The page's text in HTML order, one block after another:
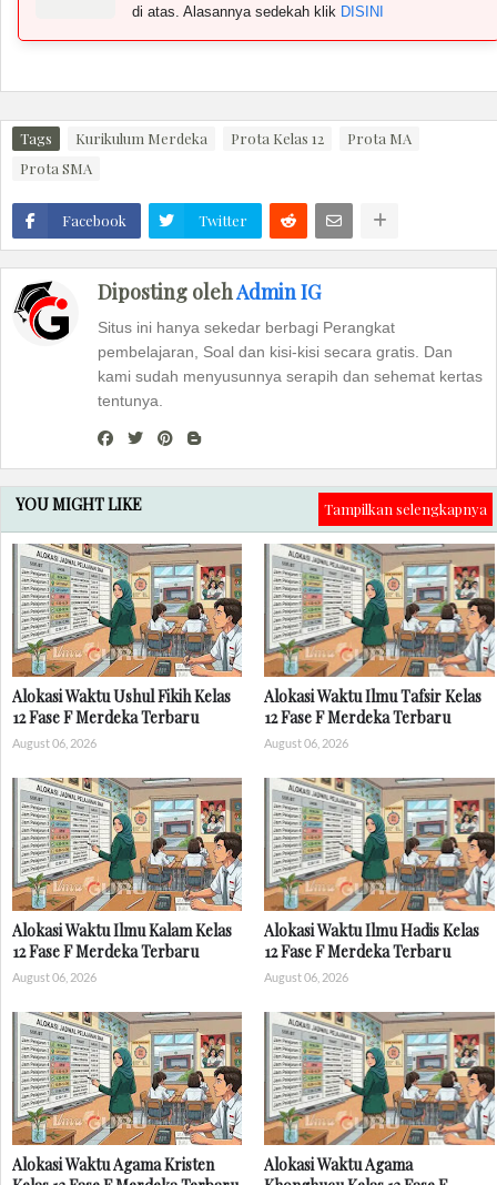
di atas. Alasannya sedekah klik DISINI
Tags Kurikulum Merdeka Prota Kelas 12
Prota MA
Prota SMA
Facebook Twitter
Diposting olehAdmin IG
Situs ini hanya sekedar berbagi Perangkat
pembelajaran, Soal dan kisi-kisi secara gratis. Dan
kami sudah menyusunnya serapih dan sehemat kertas
tentunya.
YOU MIGHT LIKE Tampilkan selengkapnya
Alokasi Waktu Ushul Fikih Kelas
12 Fase F Merdeka Terbaru
August 06, 2026
Alokasi Waktu Ilmu Tafsir Kelas
12 Fase F Merdeka Terbaru
August 06, 2026
Alokasi Waktu Ilmu Kalam Kelas
12 Fase F Merdeka Terbaru
August 06, 2026
Alokasi Waktu Ilmu Hadis Kelas
12 Fase F Merdeka Terbaru
August 06, 2026
Alokasi Waktu Agama Kristen
Alokasi Waktu Agama